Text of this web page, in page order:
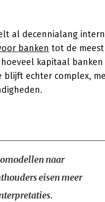
al decennialang
banken tot de
kapitaal
blijft echter complex,
naar
eisen meer